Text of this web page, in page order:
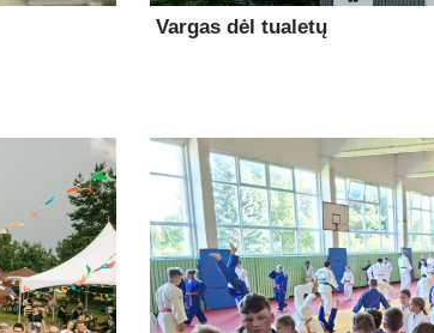
Vargas dėl tualetų